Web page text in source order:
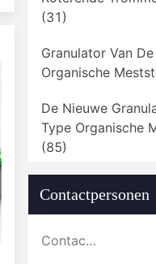
(31)
Granulator Van
Organische
De Nieuwe
Type Organische
(85)
Contactpersonen
Contactpersonen: